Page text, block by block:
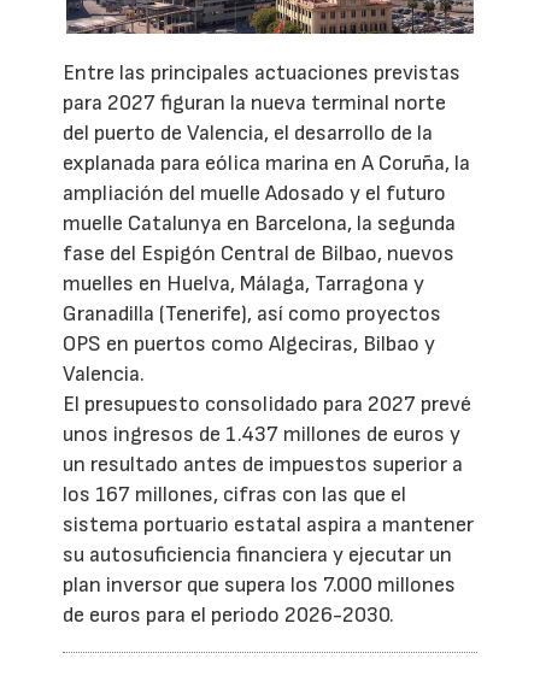
Entre las principales actuaciones previstas
para 2027 figuran la nueva terminal norte
del puerto de Valencia, el desarrollo de la
explanada para eólica marina en A Coruña, la
ampliación del muelle Adosado y el futuro
muelle Catalunya en Barcelona, la segunda
fase del Espigón Central de Bilbao, nuevos
muelles en Huelva, Málaga, Tarragona y
Granadilla (Tenerife), así como proyectos
OPS en puertos como Algeciras, Bilbao y
Valencia.
El presupuesto consolidado para 2027 prevé
unos ingresos de 1.437 millones de euros y
un resultado antes de impuestos superior a
los 167 millones, cifras con las que el
sistema portuario estatal aspira a mantener
su autosuficiencia financiera y ejecutar un
plan inversor que supera los 7.000 millones
de euros para el periodo 2026-2030.